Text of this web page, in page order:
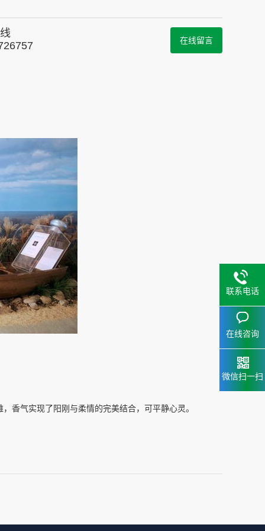
在线留言
香气实现了阳刚与柔情的完美结合，可平静心灵。
联系电话
在线咨询
微信扫一扫